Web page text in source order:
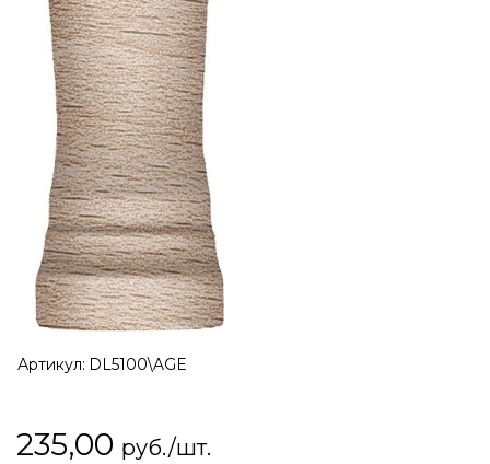
Артикул: DL5100\AGE
235,00 руб./шт.